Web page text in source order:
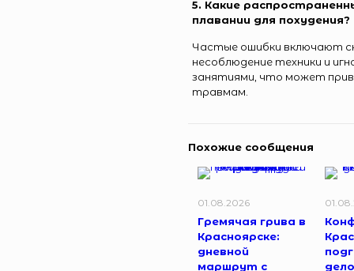
5. Какие
плавании для похудения?
Частые ошибки включают
несоблюдение техники и
занятиями, что может
травмам.
Похожие сообщения
01.08.2026
Гремячая грива в
Красноярске:
дневной
маршрут с